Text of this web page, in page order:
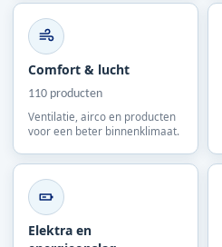
Comfort & lucht
110 producten
Ventilatie, airco en producten
voor een beter binnenklimaat.
Elektra en